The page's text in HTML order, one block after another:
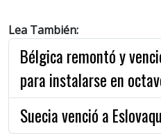
Lea También:
Bélgica remontó y
para instalarse en
Suecia venció a